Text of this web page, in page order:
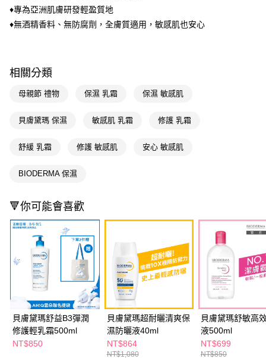
Google Pay
AFTEE先享後付是「在收到商品之後才付款」的支付方式。 讓您購物簡單
１．簡單：不需註冊會員、不需綁卡、不需儲值。
３．安心：先確認商品／服務後，再付款。
１．於結帳方式選擇「AFTEE先享後付」後，將跳轉至「AFTEE先享後付」
３．收到繳費通知簡訊後14天內，點擊此簡訊中的連結，可透過四大超商／
※ 請注意：結帳手續完成當下不需立刻繳費，但若您需要取消訂單，請聯絡
購買商品的店家。未經商家同意取消之訂單仍視為有效，需透過AFTEE先享
後付繳納相關費用。
※ 交易是否成功請以「AFTEE先享後付 」之結帳頁面顯示為準，若有關於
是否繳費成功／繳費後需取消欲退款等相關疑問，請聯繫「AFTEE先享後付
客戶支援中心」
https://netprotections.freshdesk.com/support/home
【注意事項】
１．透過由恩沛科技股份有限公司提供之「AFTEE先享後付」服務完成之交
易，需依本服務之必要範圍內提供個人資料，並將交易相關給付款項請求債
權轉讓予恩沛科技股份有限公司。
２．關於個人資料處理事宜，請瀏覽以下網址：
https://aftee.tw/terms/#terms3
３．未成年的使用者請事先徵得法定代理人或監護人之同意方可使用
「AFTEE先享後付」，若未經同意申辦者引起之損失，本公司不負相關責
即享券
運送方式
全家取貨付款
每筆NT$65，滿NT$390(含以上)免運費
每筆NT$65，滿NT$490(含以上)免運費
付款後萊爾富取貨
每筆NT$65，滿NT$490(含以上)免運費
7-11取貨付款
每筆NT$65，滿NT$490(含以上)免運費
付款後7-11取貨
每筆NT$65，滿NT$490(含以上)免運費
宅配(本島)
♦專為亞洲肌膚研發輕盈質地
♦無酒精香料、無防腐劑，全膚質適用，敏感肌也安心
相關分類
母親節 禮物 保濕 乳霜 保濕 敏感肌
貝膚黛瑪 保濕 敏感肌 乳霜 修護 乳霜
舒緩 乳霜 修護 敏感肌 安心 敏感肌
BIODERMA 保濕
🔻你可能會喜歡
貝膚黛瑪舒益B3彈潤
修護輕乳霜500ml
NT$850
貝膚黛瑪超耐曬清爽保
濕防曬液40ml
NT$864
NT$1,080
貝膚黛瑪舒敏高
液500ml
NT$699
NT$850